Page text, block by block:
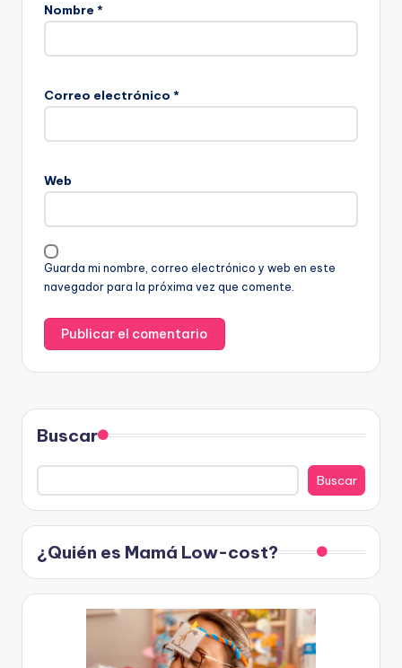
Nombre *
Correo electrónico *
Web
Guarda mi nombre, correo electrónico y web en este
navegador para la próxima vez que comente.
Buscar
Buscar
¿Quién es Mamá Low-cost?